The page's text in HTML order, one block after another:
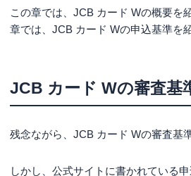
この章では、JCB カード Wの概要を
章では、JCB カード Wの申込基準を
JCB カード Wの審査基
残念ながら、JCB カード Wの審査基
しかし、公式サイトに書かれている申